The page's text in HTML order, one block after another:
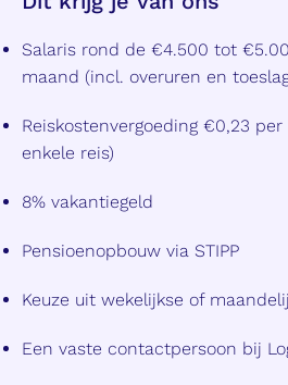
Salaris rond de €4.500 tot
maand (incl. overuren en
Reiskostenvergoeding €0,23
enkele reis)
8% vakantiegeld
Pensioenopbouw via STIPP
Keuze uit wekelijkse of
Een vaste contactpersoon bij